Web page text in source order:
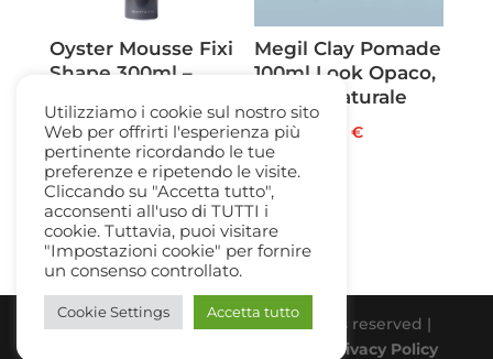
Oyster Mousse Fixi
Shape 300ml –
11,60 €Il
prezzo
originale
era:
11,60 €.
5,50€Il
prezzo
attuale
è:
5,50 €.
Megil Clay Pomade
100ml Look Opaco,
Effetto Naturale
14,50€ 6,00€Il
Beauty Gallery Parfum Srl | All rights reserved |
Privacy Policy
Utilizziamo i cookie sul nostro sito
Web per offrirti l'esperienza più
pertinente ricordando le tue
preferenze e ripetendo le visite.
Cliccando su "Accetta tutto",
acconsenti all'uso di TUTTI i
cookie. Tuttavia, puoi visitare
"Impostazioni cookie" per fornire
un consenso controllato.
Cookie Settings Accetta tutto